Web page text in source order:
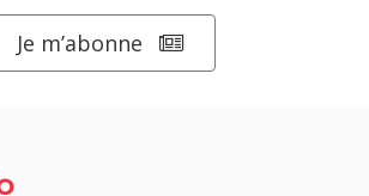
Je m’abonne